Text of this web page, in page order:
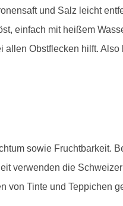
und Salz leicht
einfach mit heißem
allen Obstflecken hilft. Also
sowie Fruchtbarkeit.
verwenden die
von Tinte und Teppichen